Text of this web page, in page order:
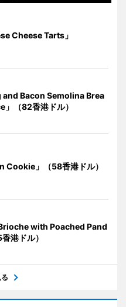
Cheese Tarts」
and Bacon Semolina Brea
（82香港ドル）
Cookie」（58香港ドル）
with Poached Pand
港ドル）